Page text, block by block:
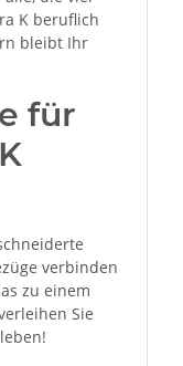
K beruflich
bleibt Ihr
für
verbinden
zu einem
Sie